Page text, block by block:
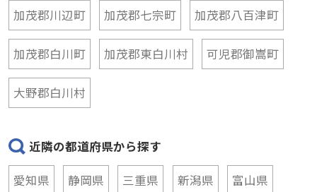
加茂郡川辺町 加茂郡七宗町 加茂郡八百津町
加茂郡白川町 加茂郡東白川村 可児郡御嵩町
大野郡白川村
近隣の都道府県から探す
愛知県
静岡県 三重県 新潟県 富山県